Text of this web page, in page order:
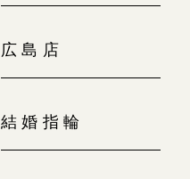
広島店
結婚指輪